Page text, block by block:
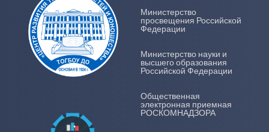
Министерство
просвещения Российской
Федерации
Министерство науки и
высшего образования
Российской Федерации
Общественная
электронная приемная
РОСКОМНАДЗОРА